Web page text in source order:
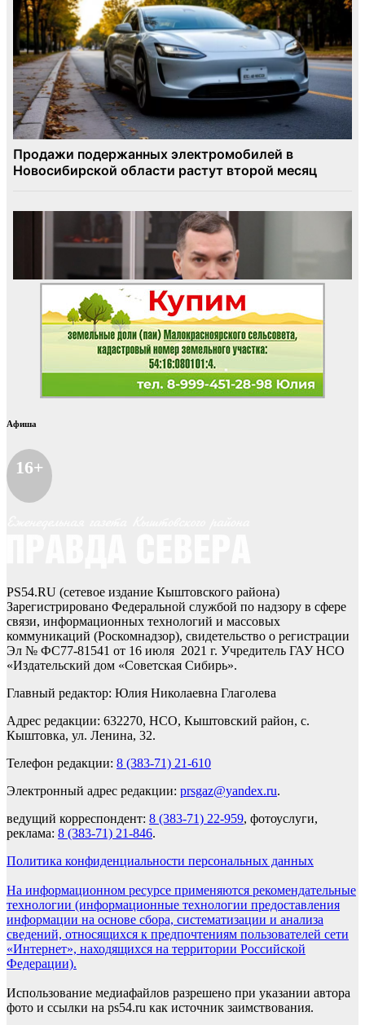
Афиша
16+
PS54.RU (сетевое издание Кыштовского района)
Зарегистрировано Федеральной службой по надзору в сфере
связи, информационных технологий и массовых
коммуникаций (Роскомнадзор), свидетельство о регистрации
Эл № ФС77-81541 от 16 июля 2021 г. Учредитель ГАУ НСО
«Издательский дом «Советская Сибирь».
Главный редактор: Юлия Николаевна Глаголева
Адрес редакции: 632270, НСО, Кыштовский район, с.
Кыштовка, ул. Ленина, 32.
Телефон редакции: 8 (383-71) 21-610
Электронный адрес редакции: prsgaz@yandex.ru.
ведущий корреспондент: 8 (383-71) 22-959, фотоуслуги,
реклама: 8 (383-71) 21-846.
Политика конфиденциальности персональных данных
На информационном ресурсе применяются рекомендательные
технологии (информационные технологии предоставления
информации на основе сбора, систематизации и анализа
сведений, относящихся к предпочтениям пользователей сети
«Интернет», находящихся на территории Российской
Федерации).
Использование медиафайлов разрешено при указании автора
фото и ссылки на ps54.ru как источник заимствования.